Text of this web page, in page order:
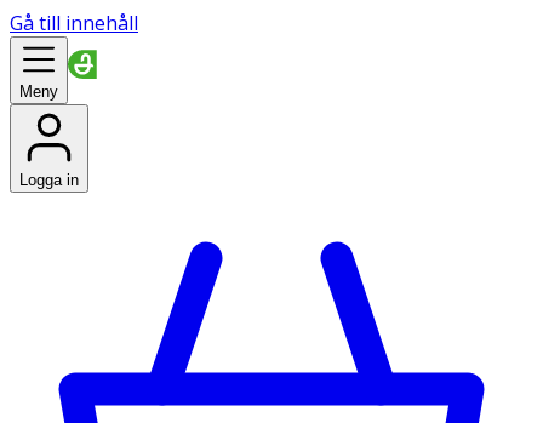
Gå till innehåll
Meny
Logga in